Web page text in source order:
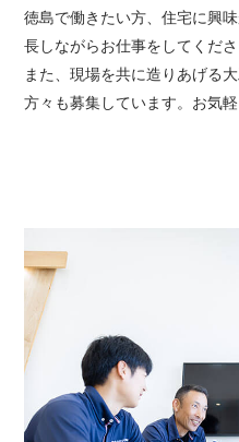
徳島で働きたい方、住宅に興
長しながらお仕事をしてくだ
また、現場を共に造りあげる
方々も募集しています。お気